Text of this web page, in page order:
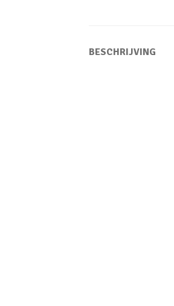
BESCHRIJVING